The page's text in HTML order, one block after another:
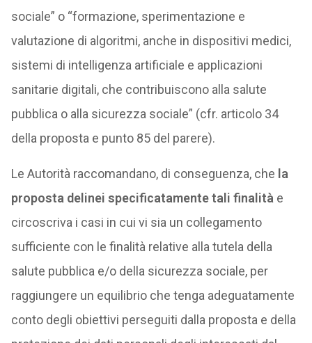
sociale” o “formazione, sperimentazione e
valutazione di algoritmi, anche in dispositivi medici,
sistemi di intelligenza artificiale e applicazioni
sanitarie digitali, che contribuiscono alla salute
pubblica o alla sicurezza sociale” (cfr. articolo 34
della proposta e punto 85 del parere).
Le Autorità raccomandano, di conseguenza, che la
proposta delinei specificatamente tali finalità e
circoscriva i casi in cui vi sia un collegamento
sufficiente con le finalità relative alla tutela della
salute pubblica e/o della sicurezza sociale, per
raggiungere un equilibrio che tenga adeguatamente
conto degli obiettivi perseguiti dalla proposta e della